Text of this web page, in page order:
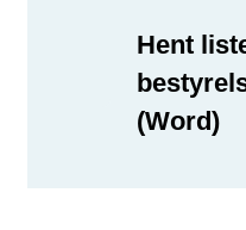
Hent
(Word)